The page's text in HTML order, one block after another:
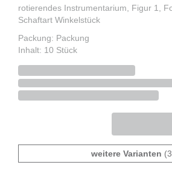
rotierendes Instrumentarium, Figur 1,
Schaftart Winkelstück
Packung: Packung
Inhalt: 10 Stück
weitere Varianten